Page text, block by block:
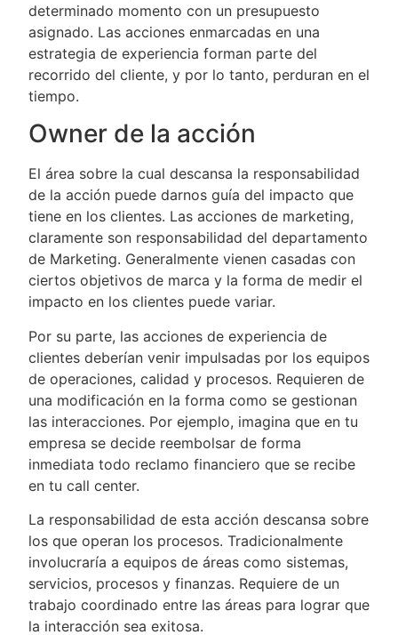
determinado momento con un presupuesto
asignado. Las acciones enmarcadas en una
estrategia de experiencia forman parte del
recorrido del cliente, y por lo tanto, perduran en el
tiempo.
Owner de la acción
El área sobre la cual descansa la responsabilidad
de la acción puede darnos guía del impacto que
tiene en los clientes. Las acciones de marketing,
claramente son responsabilidad del departamento
de Marketing. Generalmente vienen casadas con
ciertos objetivos de marca y la forma de medir el
impacto en los clientes puede variar.
Por su parte, las acciones de experiencia de
clientes deberían venir impulsadas por los equipos
de operaciones, calidad y procesos. Requieren de
una modificación en la forma como se gestionan
las interacciones. Por ejemplo, imagina que en tu
empresa se decide reembolsar de forma
inmediata todo reclamo financiero que se recibe
en tu call center.
La responsabilidad de esta acción descansa sobre
los que operan los procesos. Tradicionalmente
involucraría a equipos de áreas como sistemas,
servicios, procesos y finanzas. Requiere de un
trabajo coordinado entre las áreas para lograr que
la interacción sea exitosa.